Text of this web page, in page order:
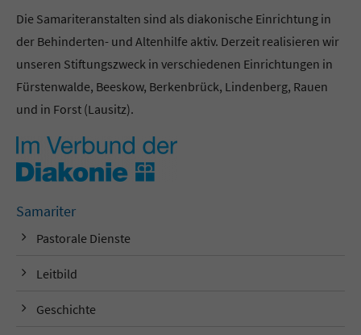
Die Samariteranstalten sind als diakonische Einrichtung in
der Behinderten- und Altenhilfe aktiv. Derzeit realisieren wir
unseren Stiftungszweck in verschiedenen Einrichtungen in
Fürstenwalde, Beeskow, Berkenbrück, Lindenberg, Rauen
und in Forst (Lausitz).
Samariter
Pastorale Dienste
Leitbild
Geschichte